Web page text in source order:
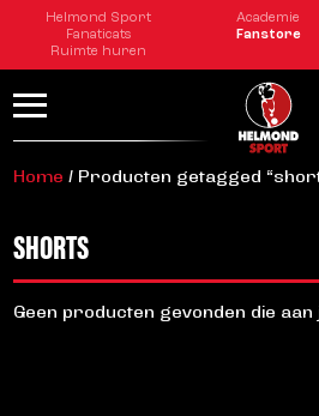
Helmond Sport Academie
Fanaticats
Fanstore
Ruimte huren
Home / Producten getagged
SHORTS
Geen producten gevonden die